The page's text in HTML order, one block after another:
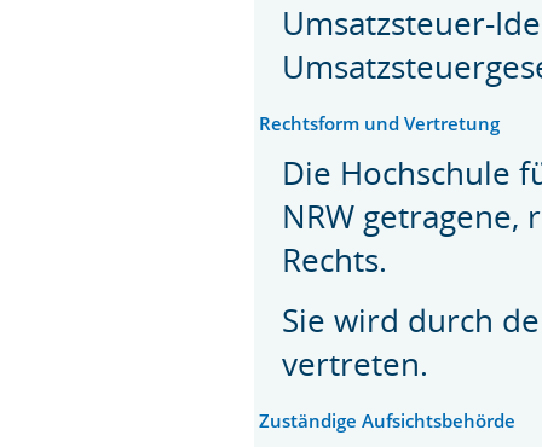
Umsatzsteuer-
Rechtsform und Vertretung
Die Hochschule
NRW
Rechts.
Sie wird durch
vertreten.
Zuständige Aufsichtsbehörde